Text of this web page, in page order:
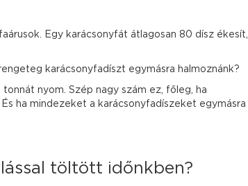
Egy karácsonyfát átlagosan 80 dísz ékesít,
karácsonyfadíszt egymásra halmoznánk?
nyom. Szép nagy szám ez, főleg, ha
ha mindezeket a karácsonyfadíszeket egymásra
töltött időnkben?